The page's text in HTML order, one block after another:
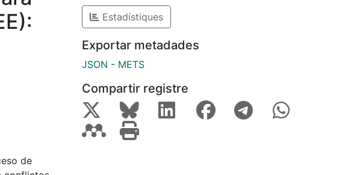
de
Estadístiques
Exportar metadades
JSON - METS
Compartir registre